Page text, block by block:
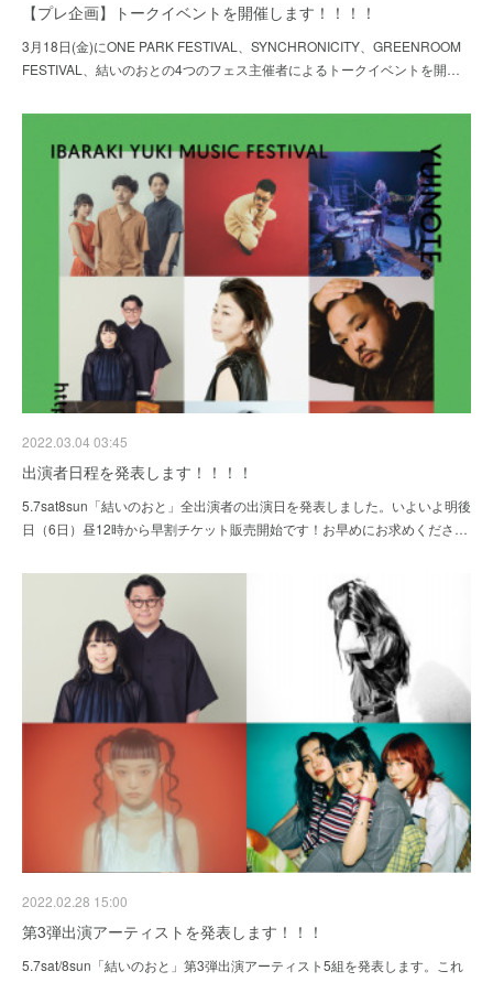
【プレ企画】トークイベントを開催します！！！！
3月18日(金)にONE PARK FESTIVAL、SYNCHRONICITY、GREENROOM
FESTIVAL、結いのおとの4つのフェス主催者によるトークイベントを開…
2022.03.04 03:45
出演者日程を発表します！！！！
5.7sat8sun「結いのおと」全出演者の出演日を発表しました。いよいよ明後
日（6日）昼12時から早割チケット販売開始です！お早めにお求めくださ…
2022.02.28 15:00
第3弾出演アーティストを発表します！！！
5.7sat/8sun「結いのおと」第3弾出演アーティスト5組を発表します。これ